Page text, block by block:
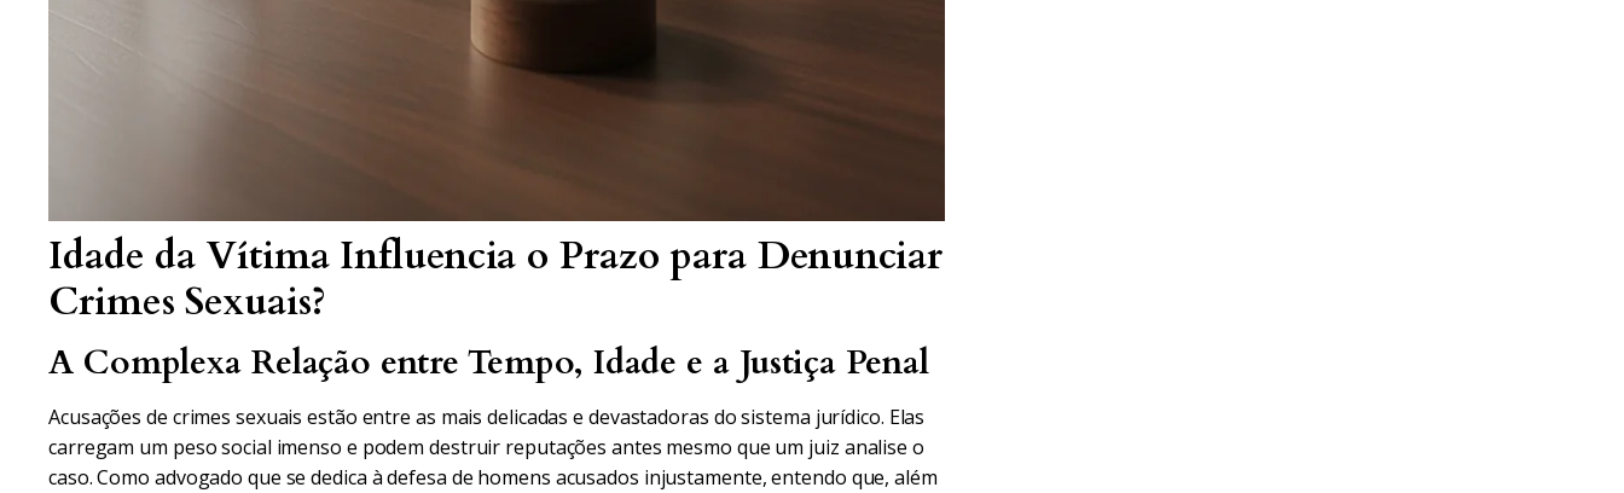
Idade da Vítima Influencia o Prazo para Denunciar
Crimes Sexuais?
A Complexa Relação entre Tempo, Idade e a Justiça Penal
Acusações de crimes sexuais estão entre as mais delicadas e devastadoras do sistema jurídico. Elas
carregam um peso social imenso e podem destruir reputações antes mesmo que um juiz analise o
caso. Como advogado que se dedica à defesa de homens acusados injustamente, entendo que, além